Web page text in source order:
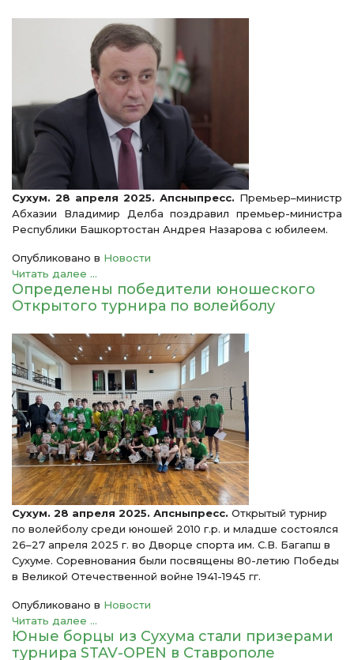
Сухум. 28 апреля 2025. Апсныпресс. Премьер–министр
Абхазии Владимир Делба поздравил премьер-министра
Республики Башкортостан Андрея Назарова с юбилеем.
Опубликовано в Новости
Читать далее ...
Определены победители юношеского
Открытого турнира по волейболу
Сухум. 28 апреля 2025. Апсныпресс. Открытый турнир
по волейболу среди юношей 2010 г.р. и младше состоялся
26–27 апреля 2025 г. во Дворце спорта им. С.В. Багапш в
Сухуме. Соревнования были посвящены 80-летию Победы
в Великой Отечественной войне 1941-1945 гг.
Опубликовано в Новости
Читать далее ...
Юные борцы из Сухума стали призерами
турнира STAV-OPEN в Ставрополе